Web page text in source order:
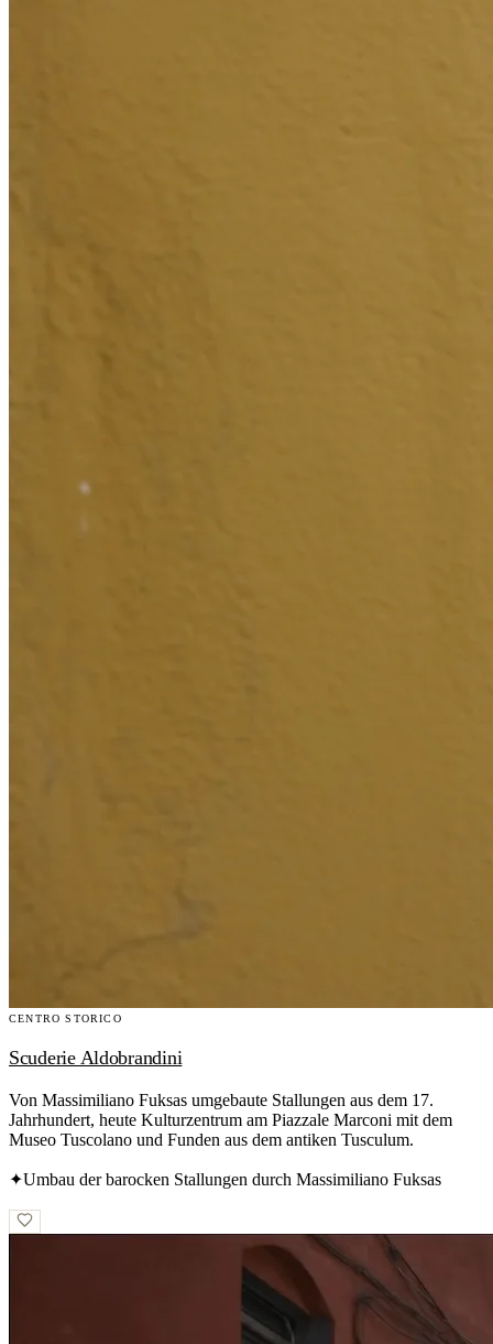
CENTRO STORICO
Scuderie Aldobrandini
Von Massimiliano Fuksas umgebaute Stallungen aus dem 17.
Jahrhundert, heute Kulturzentrum am Piazzale Marconi mit dem
Museo Tuscolano und Funden aus dem antiken Tusculum.
✦Umbau der barocken Stallungen durch Massimiliano Fuksas